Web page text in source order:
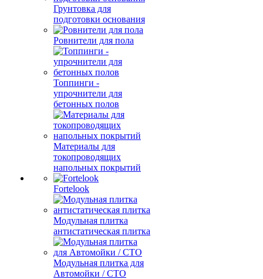
Грунтовка для
подготовки основания
Ровнители для пола
Топпинги -
упрочнители для
бетонных полов
Материалы для
токопроводящих
напольных покрытий
Fortelook
Модульная плитка
антистатическая плитка
Модульная плитка для
Автомойки / СТО